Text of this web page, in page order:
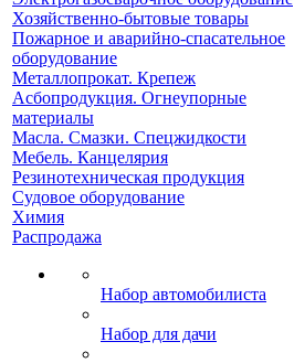
Хозяйственно-бытовые товары
Пожарное и аварийно-спасательное
оборудование
Металлопрокат. Крепеж
Асбопродукция. Огнеупорные
материалы
Масла. Смазки. Спецжидкости
Мебель. Канцелярия
Резинотехническая продукция
Судовое оборудование
Химия
Распродажа
Набор автомобилиста
Набор для дачи